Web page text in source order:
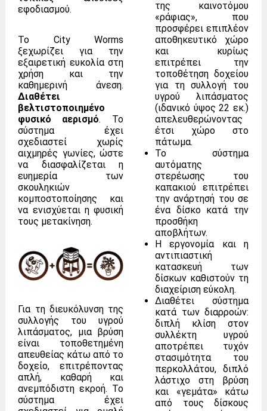
εφοδιασμού.
Το City Worms
ξεχωρίζει για την
εξαιρετική ευκολία στη
χρήση και την
καθημερινή άνεση.
Διαθέτει
βελτιστοποιημένο
φυσικό αερισμό. Το
σύστημα έχει
σχεδιαστεί χωρίς
αιχμηρές γωνίες, ώστε
να διασφαλίζεται η
ευημερία των
σκουληκιών
κομποστοποίησης και
να ενισχύεται η φυσική
τους μετακίνηση.
Για τη διευκόλυνση της
συλλογής του υγρού
λιπάσματος, μια βρύση
είναι τοποθετημένη
απευθείας κάτω από το
δοχείο, επιτρέποντας
απλή, καθαρή και
ανεμπόδιστη εκροή. Το
σύστημα έχει
της καινοτόμου
«ράφιας», που
προσφέρει επιπλέον
αποθηκευτικό χώρο
και κυρίως
επιτρέπει την
τοποθέτηση δοχείου
για τη συλλογή του
υγρού λιπάσματος
(ιδανικό ύψος 22 εκ.)
απελευθερώνοντας
έτσι χώρο στο
πάτωμα.
Το σύστημα
αυτόματης
στερέωσης του
καπακιού επιτρέπει
την ανάρτησή του σε
ένα δίσκο κατά την
προσθήκη
αποβλήτων.
Η εργονομία και η
αντιπιαστική
κατασκευή των
δίσκων καθιστούν τη
διαχείριση εύκολη.
Διαθέτει σύστημα
κατά των διαρροών:
διπλή κλίση στον
συλλέκτη υγρού
αποτρέπει τυχόν
στασιμότητα του
περκολλάτου, διπλό
λάστιχο στη βρύση
και «γεμάτα» κάτω
από τους δίσκους